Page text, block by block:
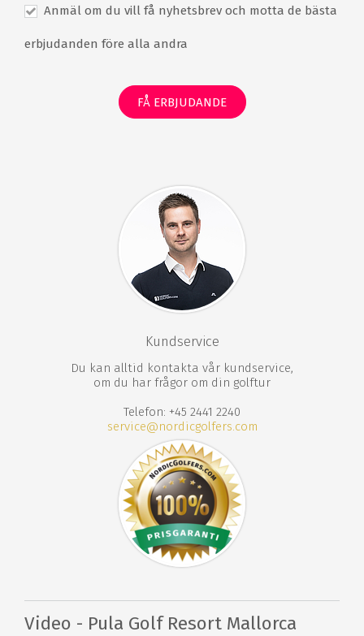
Bastu
Jacuzzi
Ångbad
Massage
Gratis WiFi
Anmäl om du vill få nyhetsbrev och motta de bästa
erbjudanden före alla andra
FÅ ERBJUDANDE
Kundservice
Du kan alltid kontakta vår kundservice,
om du har frågor om din golftur
Telefon: +45 2441 2240
service@nordicgolfers.com
Video - Pula Golf Resort Mallorca